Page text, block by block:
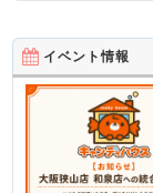
イベント情報